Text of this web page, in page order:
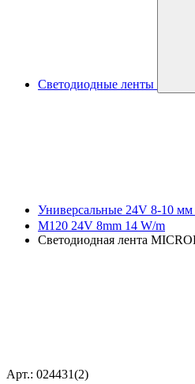
Светодиодные ленты
Универсальные 24V 8-10
M120 24V 8mm 14 W/m
Светодиодная лента
Арт.: 024431(2)